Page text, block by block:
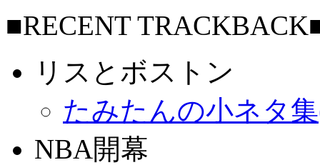
■RECENT
リスとボストン
たみたんの小ネタ
NBA開幕